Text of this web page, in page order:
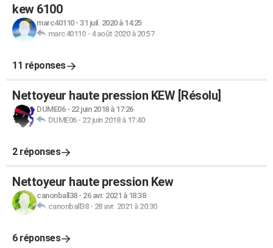
kew 6100
marc40110- 31 juil. 2020 à 14:25
marc40110- 4 août 2020 à 20:57
11 réponses
Nettoyeur haute pression KEW [Résolu]
DUME06- 22 juin 2018 à 17:26
DUME06- 22 juin 2018 à 17:40
2 réponses
Nettoyeur haute pression Kew
canonball38- 26 avr. 2021 à 18:38
canonball38- 28 avr. 2021 à 20:30
6 réponses